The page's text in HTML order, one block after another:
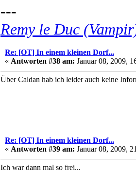
---
Remy le Duc
Re: [OT] In einem kleinen Dorf...
« Antworten #38 am: Januar 08, 2009,
Über Caldan hab ich leider auch keine
Re: [OT] In einem kleinen Dorf...
« Antworten #39 am: Januar 08, 2009,
Ich war dann mal so frei...